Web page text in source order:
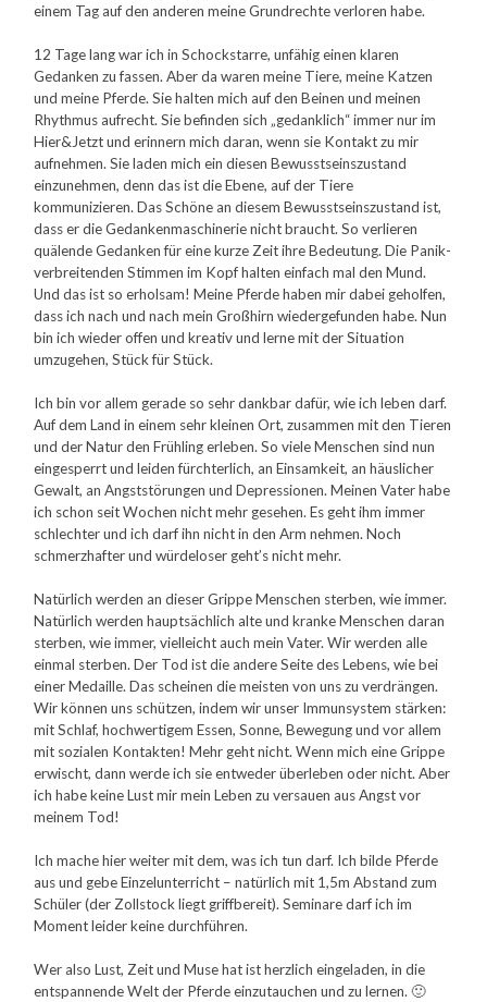
einem Tag auf den anderen meine Grundrechte verloren habe.
12 Tage lang war ich in Schockstarre, unfähig einen klaren
Gedanken zu fassen. Aber da waren meine Tiere, meine Katzen
und meine Pferde. Sie halten mich auf den Beinen und meinen
Rhythmus aufrecht. Sie befinden sich „gedanklich“ immer nur im
Hier&Jetzt und erinnern mich daran, wenn sie Kontakt zu mir
aufnehmen. Sie laden mich ein diesen Bewusstseinszustand
einzunehmen, denn das ist die Ebene, auf der Tiere
kommunizieren. Das Schöne an diesem Bewusstseinszustand ist,
dass er die Gedankenmaschinerie nicht braucht. So verlieren
quälende Gedanken für eine kurze Zeit ihre Bedeutung. Die Panik-
verbreitenden Stimmen im Kopf halten einfach mal den Mund.
Und das ist so erholsam! Meine Pferde haben mir dabei geholfen,
dass ich nach und nach mein Großhirn wiedergefunden habe. Nun
bin ich wieder offen und kreativ und lerne mit der Situation
umzugehen, Stück für Stück.
Ich bin vor allem gerade so sehr dankbar dafür, wie ich leben darf.
Auf dem Land in einem sehr kleinen Ort, zusammen mit den Tieren
und der Natur den Frühling erleben. So viele Menschen sind nun
eingesperrt und leiden fürchterlich, an Einsamkeit, an häuslicher
Gewalt, an Angststörungen und Depressionen. Meinen Vater habe
ich schon seit Wochen nicht mehr gesehen. Es geht ihm immer
schlechter und ich darf ihn nicht in den Arm nehmen. Noch
schmerzhafter und würdeloser geht’s nicht mehr.
Natürlich werden an dieser Grippe Menschen sterben, wie immer.
Natürlich werden hauptsächlich alte und kranke Menschen daran
sterben, wie immer, vielleicht auch mein Vater. Wir werden alle
einmal sterben. Der Tod ist die andere Seite des Lebens, wie bei
einer Medaille. Das scheinen die meisten von uns zu verdrängen.
Wir können uns schützen, indem wir unser Immunsystem stärken:
mit Schlaf, hochwertigem Essen, Sonne, Bewegung und vor allem
mit sozialen Kontakten! Mehr geht nicht. Wenn mich eine Grippe
erwischt, dann werde ich sie entweder überleben oder nicht. Aber
ich habe keine Lust mir mein Leben zu versauen aus Angst vor
meinem Tod!
Ich mache hier weiter mit dem, was ich tun darf. Ich bilde Pferde
aus und gebe Einzelunterricht – natürlich mit 1,5m Abstand zum
Schüler (der Zollstock liegt griffbereit). Seminare darf ich im
Moment leider keine durchführen.
Wer also Lust, Zeit und Muse hat ist herzlich eingeladen, in die
entspannende Welt der Pferde einzutauchen und zu lernen. 🙂